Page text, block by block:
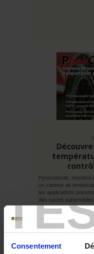
Consentement
Pyrocontrole, membre
un capteur de
les applications
des sports
des...